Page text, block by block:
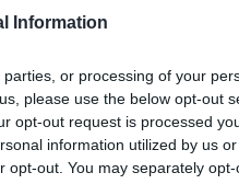
Information
or processing of your
please use the below opt-out
opt-out request is processed
information utilized by us
opt-out. You may separately
Walker y su
junto a